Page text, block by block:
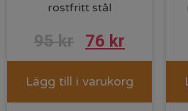
rostfritt stål
95kr
Det
ursprungliga
priset
76 kr
priset
Lägg till i varukorg